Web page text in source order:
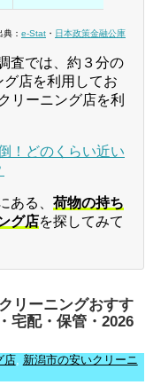
典： e-Stat ・ 日本政策金融公庫
査では、約３分の
店を利用してお
リーニング店を利
！どのくらい近い
ある、 荷物の持ち
グ店を探してみて
リーニングおすす
宅配・保管・2026
店, 新潟市の安いクリーニ